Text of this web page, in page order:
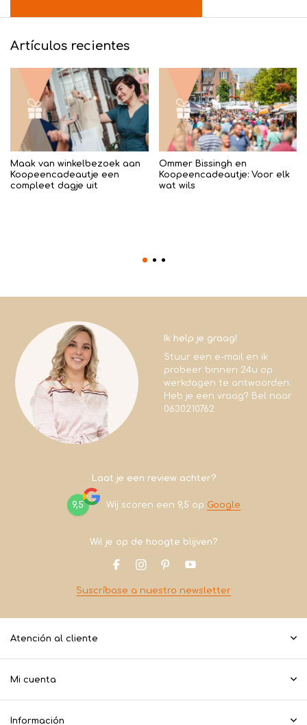
Artículos recientes
Maak van winkelbezoek aan
Koopeencadeautje een
compleet dagje uit
Ommer Bissingh en
Koopeencadeautje: Voor elk
wat wils
Ik help je graag!
Stuur een e-mail en ik
probeer binnen 24u op
werkdagen te antwoorden.
Heb je een vraag? Bel naar
0630210762
Laat je een review achter?
9,5 Wij scoren een 9,5 op Google
Wil je op de hoogte blijven?
Suscríbase a nuestro newsletter
Atención al cliente
Mi cuenta
Información